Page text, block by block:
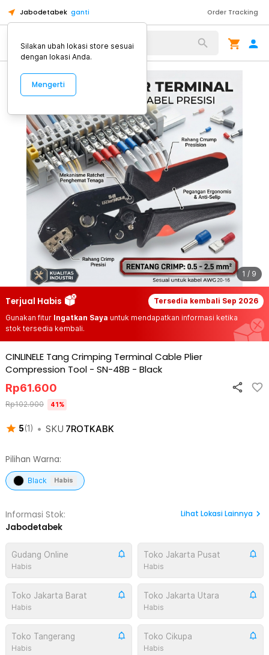
Jabodetabek ganti Order Tracking
Alat Kopi
1 / 9
Terjual Habis Tersedia kembali Sep 2026
Gunakan fitur Ingatkan Saya untuk mendapatkan informasi ketika
stok tersedia kembali.
CINLINELE Tang Crimping Terminal Cable Plier
Compression Tool - SN-48B - Black
5(1) • SKU 7ROTKABK
Rp61.600
Rp102.900 41%
Pilihan Warna:
Black Habis
Informasi Stok:
Jabodetabek
Lihat Lokasi Lainnya
Gudang Online
Habis
Toko Jakarta Pusat
Habis
Toko Jakarta Barat
Habis
Toko Jakarta Utara
Habis
Toko Tangerang
Habis
Toko Cikupa
Habis
Silakan ubah lokasi store sesuai
dengan lokasi Anda.
Mengerti